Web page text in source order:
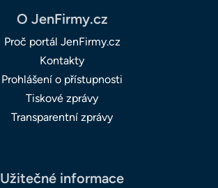
O JenFirmy.cz
Proč portál JenFirmy.cz
Kontakty
Prohlášení o přístupnosti
Tiskové zprávy
Transparentní zprávy
Užitečné informace